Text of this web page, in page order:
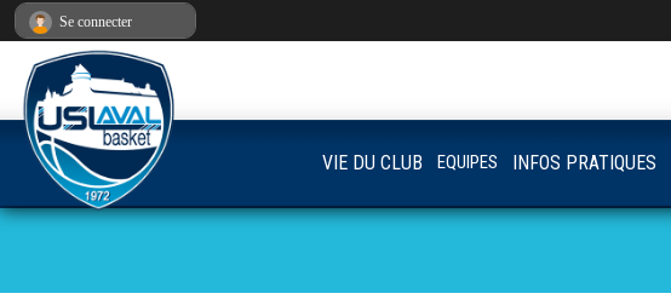
VIE DU CLUB EQUIPES INFOS PRATIQUES
Se connecter
Panneau de gestion des cookies